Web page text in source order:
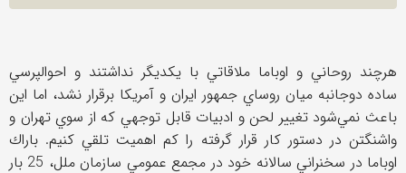
هرچند روحاني و اوباما ملاقاتي با يكديگر نداشتند و احوالپرسي
ساده دوجانبه ميان روساي جمهور ايران و آمريكا برقرار نشد، اما اين
باعث نمي‌شود تغيير لحن و ادبيات قابل توجهي كه از سوي تهران و
واشنگتن در دستور كار قرار گرفته را كم اهميت تلقي كنيم. باراك
اوباما در سخنراني سالانه خود در مجمع عمومي سازمان ملل، 25 بار